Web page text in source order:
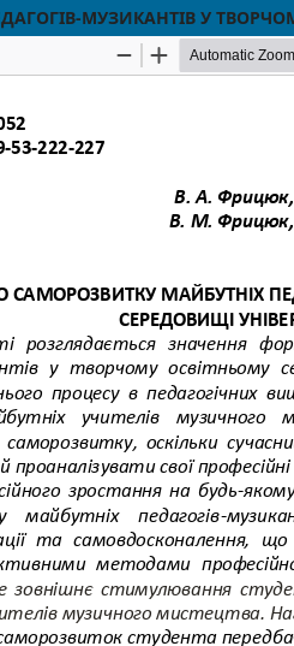
МУЗИКАНТІВ У